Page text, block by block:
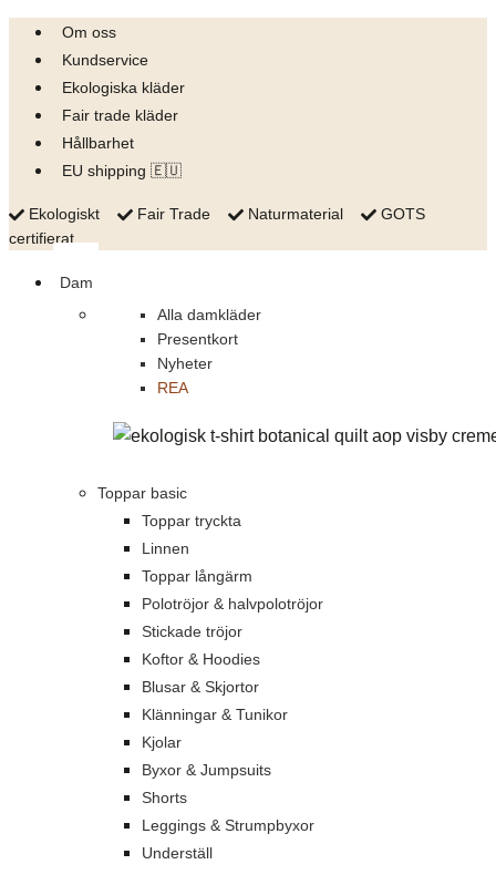
Skip
content
Om oss
Kundservice
Ekologiska kläder
Fair trade kläder
Hållbarhet
EU shipping 🇪🇺
Ekologiskt Fair Trade Naturmaterial
GOTS
certifierat
Dam
Alla damkläder
Presentkort
Nyheter
REA
Toppar basic
Toppar tryckta
Linnen
Toppar långärm
Polotröjor & halvpolotröjor
Stickade tröjor
Koftor & Hoodies
Blusar & Skjortor
Klänningar & Tunikor
Kjolar
Byxor & Jumpsuits
Shorts
Leggings & Strumpbyxor
Underställ